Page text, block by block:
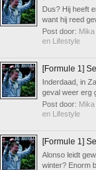
Dus? Hij heeft
want hij reed
Post door: Mika
en Lifestyle
[Formule 1]
Inderdaad, in
geval weer erg
Post door: Mika
en Lifestyle
[Formule 1]
Alonso leidt
winter? Enorm